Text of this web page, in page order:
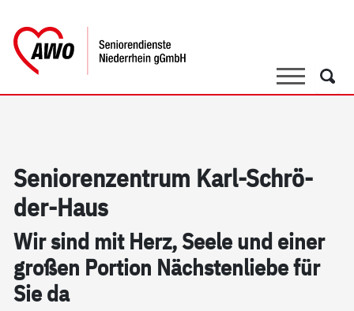
SucheSuche
Se­nio­ren­zen­trum Karl-Schrö­
der-Haus
Wir sind mit Herz, See­le und ei­ner
gro­ßen Por­ti­on Nächs­ten­lie­be für
Sie da